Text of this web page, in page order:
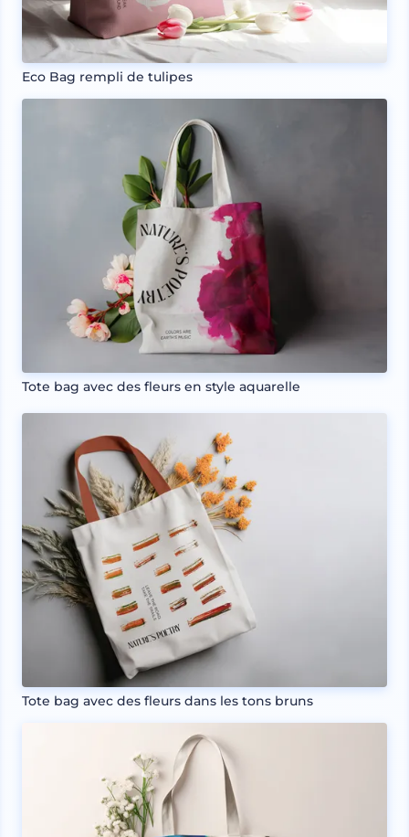
Eco Bag rempli de tulipes
Tote bag avec des fleurs en style aquarelle
Tote bag avec des fleurs dans les tons bruns